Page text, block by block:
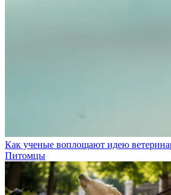
Как ученые воплощают идею
Питомцы